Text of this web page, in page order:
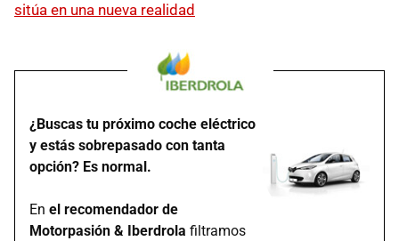
sitúa en una nueva realidad
¿Buscas tu próximo coche eléctrico
y estás sobrepasado con tanta
opción? Es normal.
En el recomendador de
Motorpasión & Iberdrola filtramos